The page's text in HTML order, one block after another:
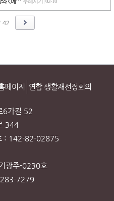
42
페이지 연합 생활재선정회의
6가길 52
344
: 142-82-02875
기광주-0230호
7279